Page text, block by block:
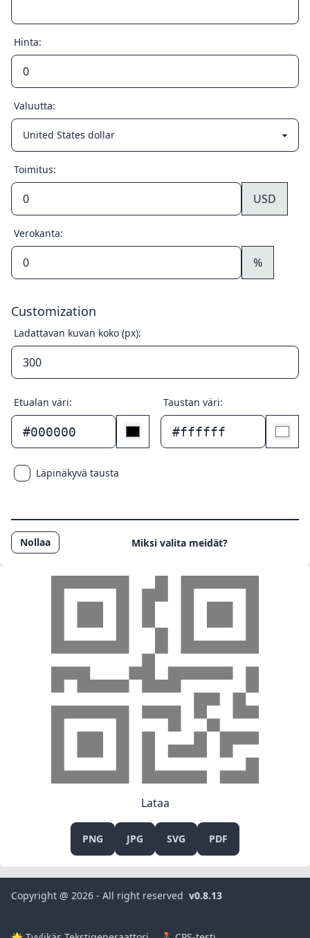
Hinta:
Valuutta:
Toimitus:
USD
Verokanta:
%
Customization
Ladattavan kuvan koko (px):
Etualan väri:
#000000
Taustan väri:
#ffffff
Läpinäkyvä tausta
Nollaa Miksi valita meidät?
Lataa
PNG JPG SVG PDF
Copyright @ 2026 - All right reserved v0.8.13